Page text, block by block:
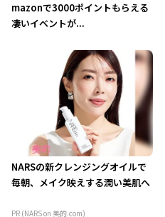
mazonで3000ポイントもらえる
凄いイベントが...
NARSの新クレンジングオイルで
毎朝、メイク映えする潤い美肌へ
PR (NARS on 美的.com)